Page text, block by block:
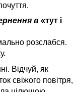
в«тут і
розслабся.
Відчуй, як
свіжого повітря,